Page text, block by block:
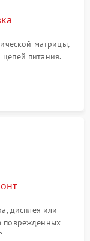
матрицы,
питания.
памяти и
компонентов
дисплея или
поврежденных